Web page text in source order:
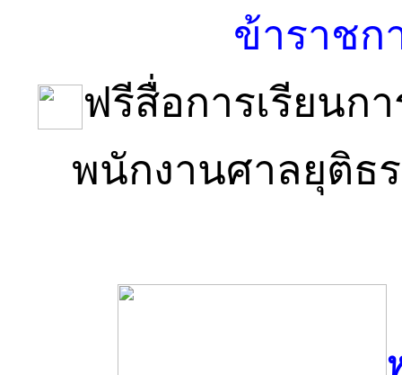
ข้าราชก
ฟรีสื่อการเรียนก
พนักงานศาลยุติ​ธ